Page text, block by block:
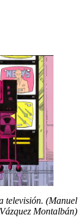
televisión. (Manuel
Vázquez Montalbán)